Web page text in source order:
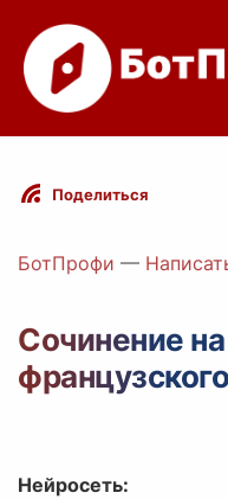
Режимы бота
Цены
Вход с
Поделиться
БотПрофи —
Сочинение
Нейросеть: